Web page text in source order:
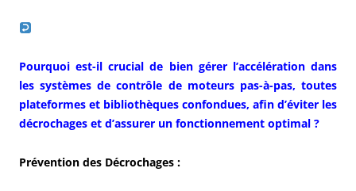
Pourquoi est-il crucial de bien gérer l’accélération dans
les systèmes de contrôle de moteurs pas-à-pas, toutes
plateformes et bibliothèques confondues, afin d’éviter les
décrochages et d’assurer un fonctionnement optimal ?
Prévention des Décrochages :